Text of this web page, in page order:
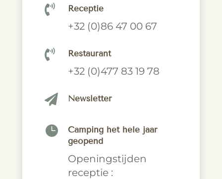
 Receptie
+32 (0)86 47 00 67
 Restaurant
+32 (0)477 83 19 78
 Newsletter

Camping het hele jaar
geopend
Openingstijden
receptie :